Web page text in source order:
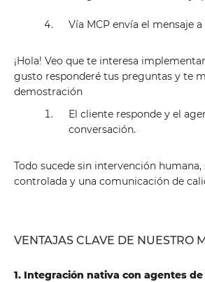
Vía MCP envía el mensaje
¡Hola! Veo que te interesa
gusto responderé tus preguntas y te
demostración
El cliente responde y el
conversación.
Todo sucede sin intervención
controlada y una comunicación de
VENTAJAS CLAVE DE NUESTRO
1. Integración nativa con agentes de